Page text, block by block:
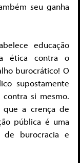
seu ganha
educação
ética contra o
burocrático! O
supostamente
si mesmo.
que a crença de
pública é uma
de burocracia e